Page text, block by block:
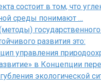
состоит в том, что
среды понимают …
развития это:
управления
в Концепции
экологической